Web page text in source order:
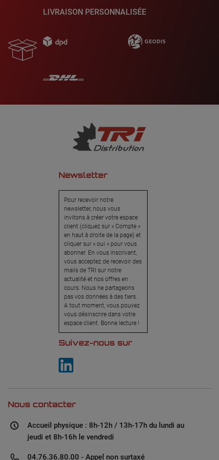
LIVRAISON PERSONNALISÉE
Newsletter
Pour recevoir notre
newsletter, nous vous
invitons à créer votre espace
client (cliquez sur « Compte »
en haut à droite de la page) et
cliquer sur « oui » pour vous
abonner. En vous inscrivant,
vous acceptez de recevoir des
mails de TRI sur notre
actualité et nos offres en
cours. Nous ne partageons
pas vos données à des tiers.
A tout moment, vous pouvez
vous désinscrire dans votre
espace client. Bonne lecture !
Suivez-nous sur
Nous contacter
Accueil physique : 8h-12h / 13h-17h du lundi au
jeudi et 8h-16h le vendredi
04.76.36.80.00 - Appel non surtaxé